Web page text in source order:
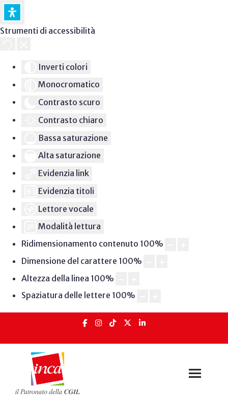
Strumenti di accessibilità
Inverti colori
Monocromatico
Contrasto scuro
Contrasto chiaro
Bassa saturazione
Alta saturazione
Evidenzia link
Evidenzia titoli
Lettore vocale
Modalità lettura
Ridimensionamento contenuto 100%
Dimensione del carattere 100%
Altezza della linea 100%
Spaziatura delle lettere 100%